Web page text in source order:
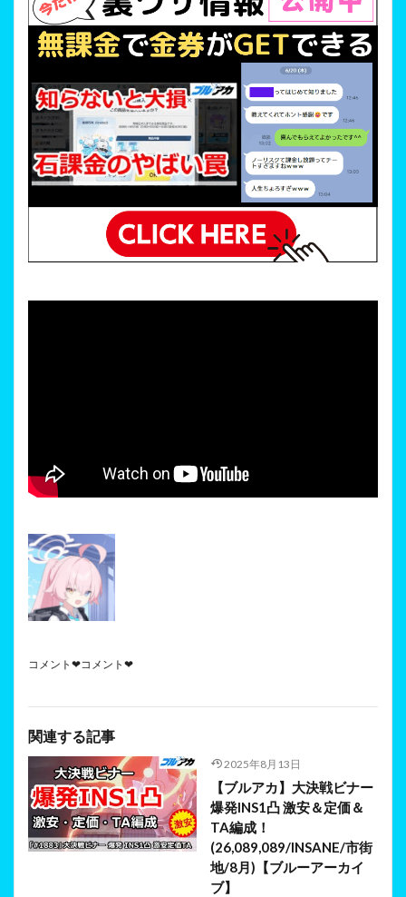
コメント❤コメント❤
関連する記事
2025年8月13日
【ブルアカ】大決戦ビナー
爆発INS1凸 激安＆定価＆
TA編成！
(26,089,089/INSANE/市街
地/8月)【ブルーアーカイ
ブ】